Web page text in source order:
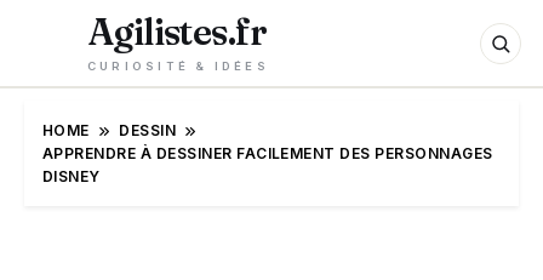
Agilistes.fr
CURIOSITÉ & IDÉES
HOME
DESSIN
APPRENDRE À DESSINER FACILEMENT DES PERSONNAGES
DISNEY